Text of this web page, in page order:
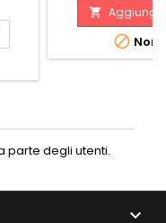
I
 Aggiungi
 Non
parte degli utenti.
